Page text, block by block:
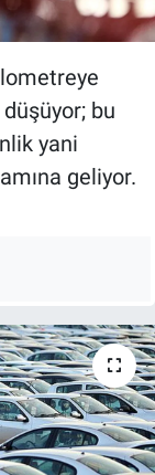
düşüyor; bu
yani
geliyor.